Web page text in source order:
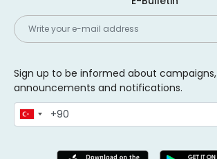
Sign up to be informed about campaigns,
announcements and notifications.